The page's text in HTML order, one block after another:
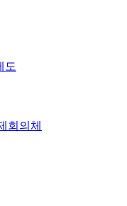
도
회의체